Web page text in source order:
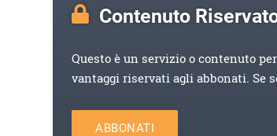
Contenuto
Questo è un servizio o contenuto
vantaggi riservati agli abbonati. Se
ABBONATI